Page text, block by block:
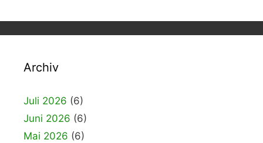
Archiv
Juli 2026 (6)
Juni 2026 (6)
Mai 2026 (6)